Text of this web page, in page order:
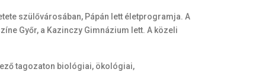
szülővárosában, Pápán lett életprogramja. A
Győr, a Kazinczy Gimnázium lett. A közeli
tagozaton biológiai, ökológiai,